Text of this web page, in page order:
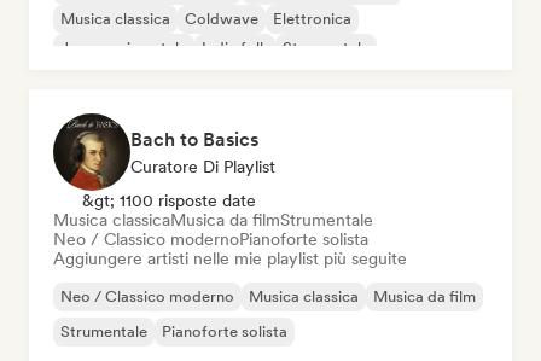
Musica classica
Coldwave
Elettronica
Jazz sperimentale
Indie folk Strumentale
Bach to Basics
Curatore Di Playlist
&gt; 1100 risposte date
Musica classicaMusica da filmStrumentale
Neo / Classico modernoPianoforte solista
Aggiungere artisti nelle mie playlist più seguite
Neo / Classico moderno Musica classica
Musica da film
Strumentale
Pianoforte solista